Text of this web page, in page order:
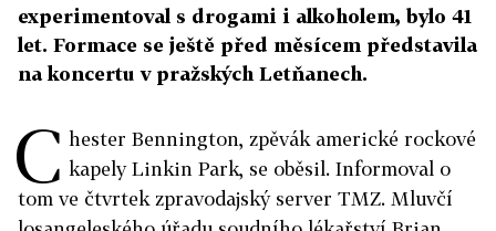
experimentoval s drogami i alkoholem, bylo 41
let. Formace se ještě před měsícem představila
na koncertu v pražských Letňanech.
C hester Bennington, zpěvák americké rockové
kapely Linkin Park, se oběsil. Informoval o
tom ve čtvrtek zpravodajský server TMZ. Mluvčí